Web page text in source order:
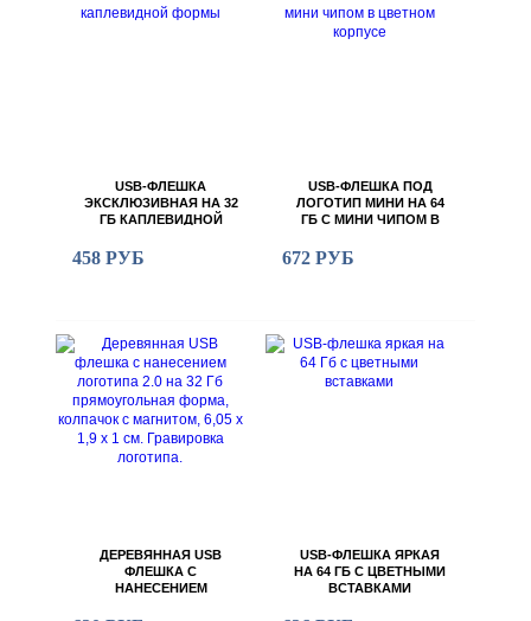
USB-ФЛЕШКА
ЭКСКЛЮЗИВНАЯ НА 32
ГБ КАПЛЕВИДНОЙ
458 РУБ
USB-ФЛЕШКА ПОД
ЛОГОТИП МИНИ НА 64
ГБ С МИНИ ЧИПОМ В
672 РУБ
ДЕРЕВЯННАЯ USB
ФЛЕШКА С
НАНЕСЕНИЕМ
USB-ФЛЕШКА ЯРКАЯ
НА 64 ГБ С ЦВЕТНЫМИ
ВСТАВКАМИ